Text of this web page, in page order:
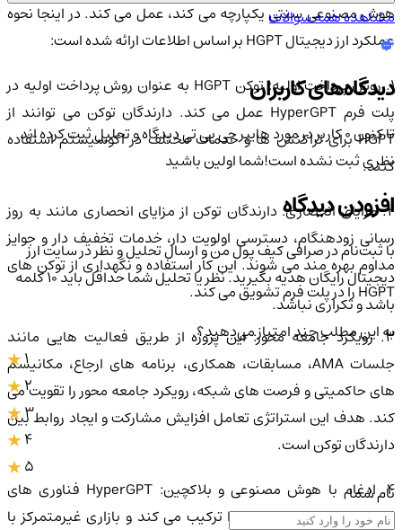
هوش مصنوعی سنتی یکپارچه می کند، عمل می کند. در اینجا نحوه
عملکرد ارز دیجیتال HGPT بر اساس اطلاعات ارائه شده است:
1. روش پرداخت اولیه: توکن HGPT به عنوان روش پرداخت اولیه در
پلت فرم HyperGPT عمل می کند. دارندگان توکن می توانند از
HGPT برای تراکنش ها و خدمات مختلف در اکوسیستم استفاده
کنند.
2. مزایای انحصاری: دارندگان توکن از مزایای انحصاری مانند به روز
رسانی زودهنگام، دسترسی اولویت دار، خدمات تخفیف دار و جوایز
مداوم بهره مند می شوند. این کار استفاده و نگهداری از توکن های
HGPT را در پلت فرم تشویق می کند.
3. رویکرد جامعه محور: این پروژه از طریق فعالیت هایی مانند
جلسات AMA، مسابقات، همکاری، برنامه های ارجاع، مکانیسم
های حاکمیتی و فرصت های شبکه، رویکرد جامعه محور را تقویت می
کند. هدف این استراتژی تعامل افزایش مشارکت و ایجاد روابط بین
دارندگان توکن است.
4. ادغام با هوش مصنوعی و بلاکچین: HyperGPT فناوری های
هوش مصنوعی و بلاکچین را ترکیب می کند و بازاری غیرمتمرکز با
مشاهده همه سوالات
دیدگاه‌های کاربران
تا کنون 0 کاربر در مورد هایپر جی پی تیدیدگاه و تحلیل ثبت کرده اند
نظری ثبت نشده است!شما اولین باشید
افزودن دیدگاه
با ثبت‌نام در صرافی کیف پول من و ارسال تحلیل و نظر در سایت ارز
دیجیتال رایگان هدیه بگیرید. نظر یا تحلیل شما حداقل باید ۱۰ کلمه
باشد و تکراری نباشد.
به این مطلب چند امتیاز می‌دهید؟
1
2
3
4
5
نام شما